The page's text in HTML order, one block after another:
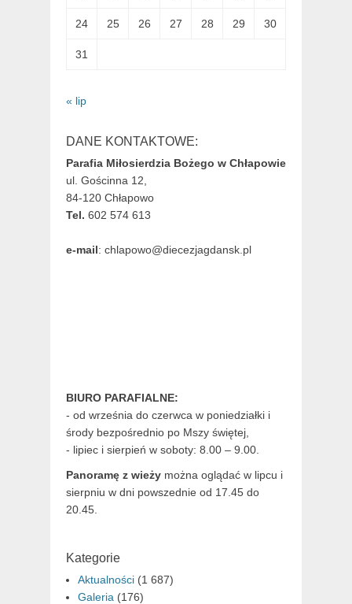
24 25 26 27 28 29 30
31
« lip
DANE KONTAKTOWE:
Parafia Miłosierdzia Bożego w Chłapowie
ul. Gościnna 12,
84-120 Chłapowo
Tel. 602 574 613
e-mail: chlapowo@diecezjagdansk.pl
BIURO PARAFIALNE:
- od września do czerwca w poniedziałki i
środy bezpośrednio po Mszy świętej,
- lipiec i sierpień w soboty: 8.00 – 9.00.
Panoramę z wieży można oglądać w lipcu i
sierpniu w dni powszednie od 17.45 do
20.45.
Kategorie
Aktualności (1 687)
Galeria (176)